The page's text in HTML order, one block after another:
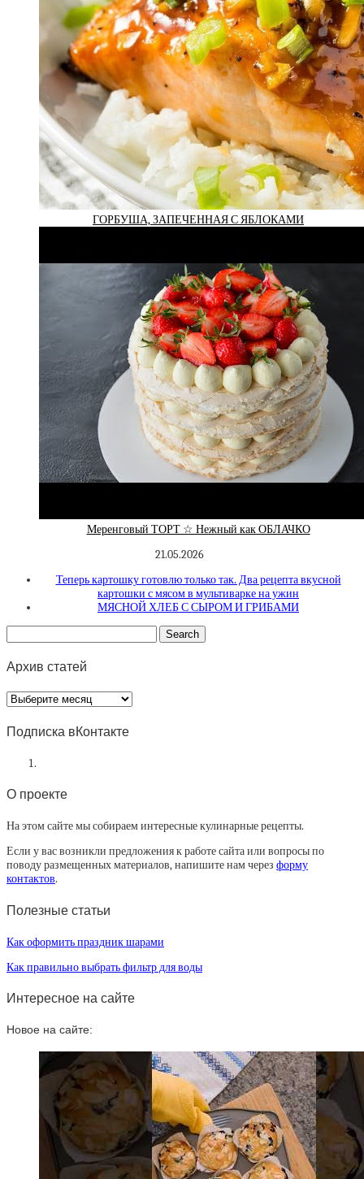
ГОРБУША, ЗАПЕЧЕННАЯ С ЯБЛОКАМИ
Меренговый ТОРТ ☆ Нежный как ОБЛАЧКО
21.05.2026
Теперь картошку готовлю только так. Два рецепта вкусной
картошки с мясом в мультиварке на ужин
МЯСНОЙ ХЛЕБ С СЫРОМ И ГРИБАМИ
Архив статей
Архив
статей
Подписка вКонтакте
О проекте
На этом сайте мы собираем интересные кулинарные рецепты.
Если у вас возникли предложения к работе сайта или вопросы по
поводу размещенных материалов, напишите нам через форму
контактов.
Полезные статьи
Как оформить праздник шарами
Как правильно выбрать фильтр для воды
Интересное на сайте
Новое на сайте: